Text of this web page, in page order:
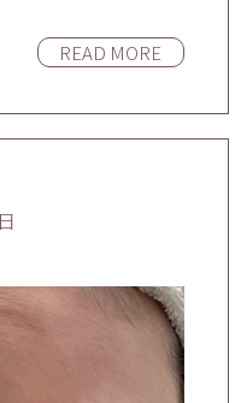
READ MORE